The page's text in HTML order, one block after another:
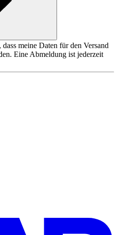
meine Daten für den Versand
Eine Abmeldung ist jederzeit